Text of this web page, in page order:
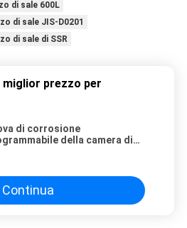
di sale 600L
di sale JIS-D0201
di sale di SSR
prezzo per
di corrosione
della camera di
Continua